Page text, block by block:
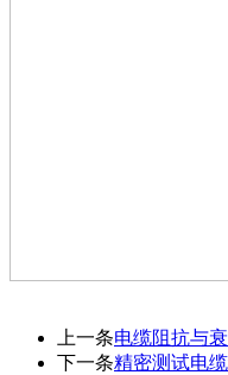
上一条电缆阻抗与
下一条精密测试电